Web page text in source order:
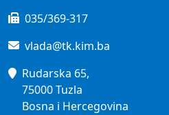
035/369-317
vlada@tk.kim.ba
Rudarska 65,
75000 Tuzla
Bosna i Hercegovina